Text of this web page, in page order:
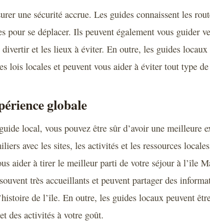
une sécurité accrue. Les guides connaissent les
pour se déplacer. Ils peuvent également vous guider
et les lieux à éviter. En outre, les guides
lois locales et peuvent vous aider à éviter tout type
globale
local, vous pouvez être sûr d’avoir une meilleure
avec les sites, les activités et les ressources
aider à tirer le meilleur parti de votre séjour à l’île
très accueillants et peuvent partager des
de l’île. En outre, les guides locaux peuvent
des activités à votre goût.